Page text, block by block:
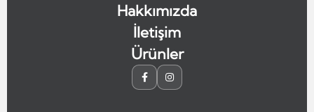
Hakkımızda
İletişim
Ürünler